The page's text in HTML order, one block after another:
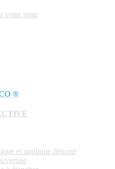
votre page
®
et applique déporté